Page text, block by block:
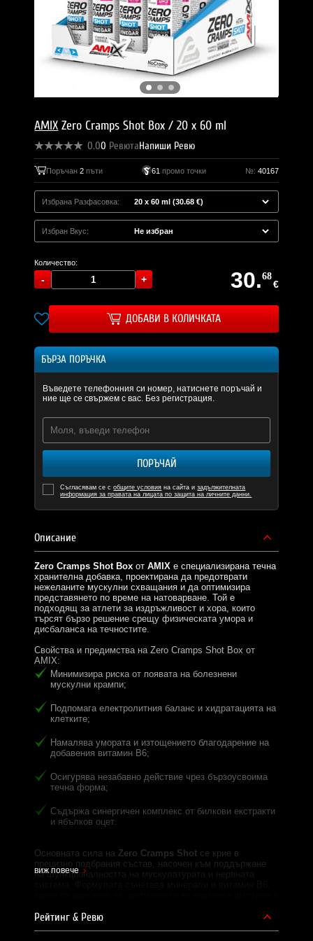
AMIX Zero Cramps Shot Box / 20 x 60 ml
0.00 РевютаНапиши Ревю
Поръчан2 пъти 61 промо точки №: 40167
Избрана Разфасовка:
Избран Вкус:
Количество:
30.68
€
ДОБАВИ В КОЛИЧКАТА
БЪРЗА ПОРЪЧКА
Въведете телефонния си номер, натиснете поръчай и
ние ще се свържем с вас. Без регистрация.
ПОРЪЧАЙ
Съгласявам се собщите условия на сайта изадължителната
информация за правата на лицата по защита на личните данни.
Описание
Zero Cramps Shot Box отAMIX е специализирана течна
хранителна добавка, проектирана да предотврати
нежеланите мускулни схващания и да оптимизира
представянето по време на натоварване. Той е
подходящ за атлети за издръжливост и хора, които
търсят бързо решение срещу физическата умора и
дисбаланса на течностите.
Свойства и предимства на Zero Cramps Shot Box от
AMIX:
Минимизира риска от появата на болезнени
мускулни крампи;
Подпомага електролитния баланс и хидратацията на
клетките;
Намалява умората и изтощението благодарение на
добавения витамин B6;
Осигурява незабавно действие чрез бързоусвоима
течна форма;
Съдържа синергичен комплекс от билкови екстракти
и ябълков оцет.
Основната сила на Zero Cramps Shot се крие в
прецизно подбрания състав, насочен към поддържане
на функционалността на мускулатурата и нервната
от полски хвощ и глухарче действат като естествени
виж повече
Рейтинг & Ревю